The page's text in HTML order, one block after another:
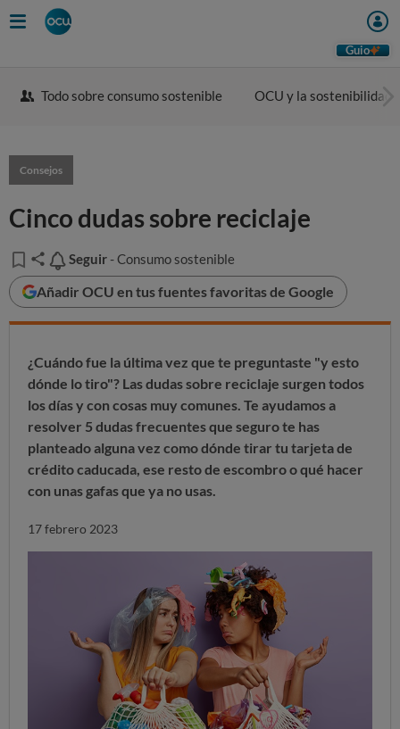
Guio
Todo sobre consumo sostenible OCU y la sostenibilidad
Consejos
Cinco dudas sobre reciclaje
Seguir
Seguir - Consumo sostenible
Añadir OCU en tus fuentes favoritas de Google
¿Cuándo fue la última vez que te preguntaste "y esto
dónde lo tiro"? Las dudas sobre reciclaje surgen todos
los días y con cosas muy comunes. Te ayudamos a
resolver 5 dudas frecuentes que seguro te has
planteado alguna vez como dónde tirar tu tarjeta de
crédito caducada, ese resto de escombro o qué hacer
con unas gafas que ya no usas.
17 febrero 2023